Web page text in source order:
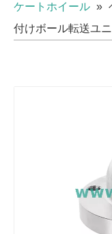
ケートホイール »
付けボール転送ユニ